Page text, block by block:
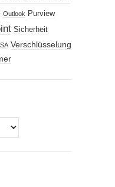
Outlook Purview
Sicherheit
Verschlüsselung